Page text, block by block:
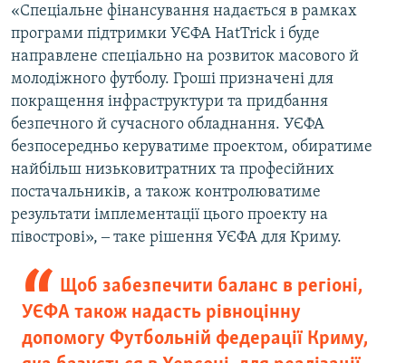
«Спеціальне фінансування надається в рамках
програми підтримки УЄФА HatTrick і буде
направлене спеціально на розвиток масового й
молодіжного футболу. Гроші призначені для
покращення інфраструктури та придбання
безпечного й сучасного обладнання. УЄФА
безпосередньо керуватиме проектом, обиратиме
найбільш низьковитратних та професійних
постачальників, а також контролюватиме
результати імплементації цього проекту на
півострові», ‒ таке рішення УЄФА для Криму.
Щоб забезпечити баланс в регіоні,
УЄФА також надасть рівноцінну
допомогу Футбольній федерації Криму,